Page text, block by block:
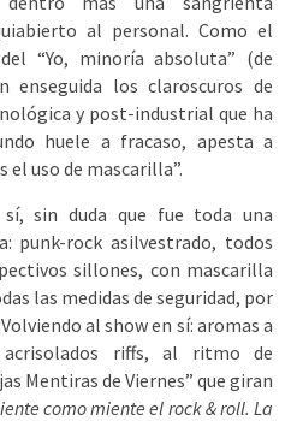
al personal. Como el
“Yo, minoría absoluta” (de
enseguida los claroscuros de
y post-industrial que ha
huele a fracaso, apesta a
uso de mascarilla”.
sin duda que fue toda una
punk-rock asilvestrado, todos
sillones, con mascarilla
las medidas de seguridad, por
al show en sí: aromas a
acrisolados riffs, al ritmo de
Mentiras de Viernes” que giran
como miente el rock & roll. La